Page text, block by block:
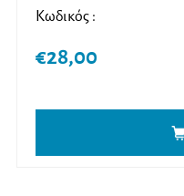
Κωδικός :
€28,00